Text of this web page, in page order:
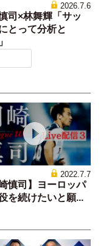
2026.7.6
司×林舞輝「サッ
とって分析と
2022.7.7
崎慎司】ヨーロッパ
を続けたいと願...